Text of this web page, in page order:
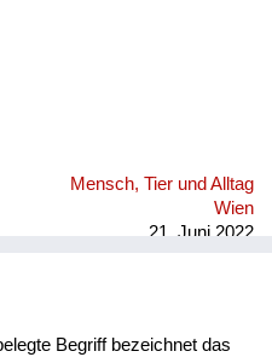
Mensch, Tier und Alltag
Wien
21. Juni 2022
Begriff bezeichnet das